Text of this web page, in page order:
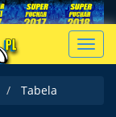
Tabela